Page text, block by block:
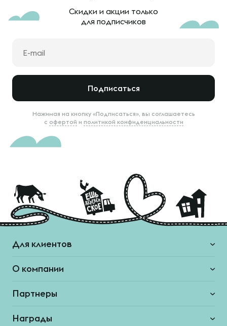
Скидки и акции только
для подписчиков
Подписаться
Нажимая на кнопку «Подписаться», вы соглашаетесь
с офертой и политикой конфиденциальности
Для клиентов
О компании
Партнеры
Награды